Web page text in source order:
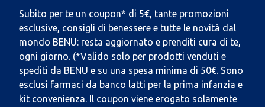
Subito per te un coupon* di 5€, tante promozioni
esclusive, consigli di benessere e tutte le novità dal
mondo BENU: resta aggiornato e prenditi cura di te,
ogni giorno. (*Valido solo per prodotti venduti e
spediti da BENU e su una spesa minima di 50€. Sono
esclusi farmaci da banco latti per la prima infanzia e
kit convenienza. Il coupon viene erogato solamente